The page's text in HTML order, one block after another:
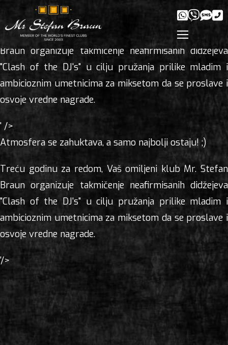
Atmosfera se zahuktava, a samo najbolji ostaju! ;)
Treću godinu za redom, Vaš omiljeni klub Mr. Stefan
Braun organizuje takmičenje neafirmisanih didžejeva
"Clash of the DJ's" u cilju pružanja prilike mladim i
ambicioznim umetnicima za miksetom da se proslave i
osvoje vredne nagrade.
' />
Atmosfera se zahuktava, a samo najbolji ostaju! ;)
Treću godinu za redom, Vaš omiljeni klub Mr. Stefan
Braun organizuje takmičenje neafirmisanih didžejeva
"Clash of the DJ's" u cilju pružanja prilike mladim i
ambicioznim umetnicima za miksetom da se proslave i
osvoje vredne nagrade.
'/>